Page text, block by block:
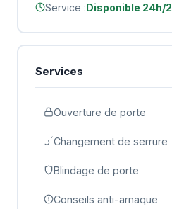
Service :Disponible 24h/
Services
Ouverture de porte
Changement de serrure
Blindage de porte
Conseils anti-arnaque